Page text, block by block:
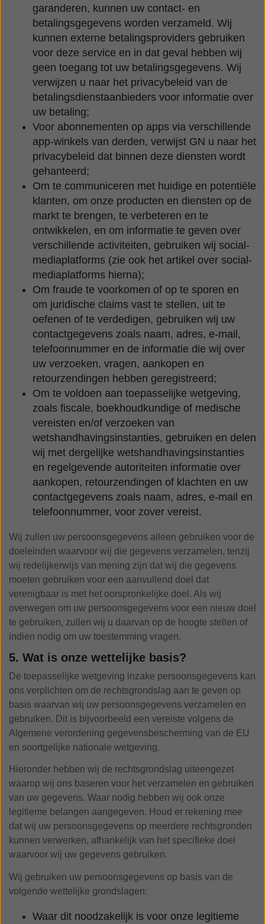
garanderen, kunnen uw contact- en
betalingsgegevens worden verzameld. Wij
kunnen externe betalingsproviders gebruiken
voor deze service en in dat geval hebben wij
geen toegang tot uw betalingsgegevens. Wij
verwijzen u naar het privacybeleid van de
betalingsdienstaanbieders voor informatie over
uw betaling;
Voor abonnementen op apps via verschillende
app-winkels van derden, verwijst GN u naar het
privacybeleid dat binnen deze diensten wordt
gehanteerd;
Om te communiceren met huidige en potentiële
klanten, om onze producten en diensten op de
markt te brengen, te verbeteren en te
ontwikkelen, en om informatie te geven over
verschillende activiteiten, gebruiken wij social-
mediaplatforms (zie ook het artikel over social-
mediaplatforms hierna);
Om fraude te voorkomen of op te sporen en
om juridische claims vast te stellen, uit te
oefenen of te verdedigen, gebruiken wij uw
contactgegevens zoals naam, adres, e-mail,
telefoonnummer en de informatie die wij over
uw verzoeken, vragen, aankopen en
retourzendingen hebben geregistreerd;
Om te voldoen aan toepasselijke wetgeving,
zoals fiscale, boekhoudkundige of medische
vereisten en/of verzoeken van
wetshandhavingsinstanties, gebruiken en delen
wij met dergelijke wetshandhavingsinstanties
en regelgevende autoriteiten informatie over
aankopen, retourzendingen of klachten en uw
contactgegevens zoals naam, adres, e-mail en
telefoonnummer, voor zover vereist.
Wij zullen uw persoonsgegevens alleen gebruiken voor de
doeleinden waarvoor wij die gegevens verzamelen, tenzij
wij redelijkerwijs van mening zijn dat wij die gegevens
moeten gebruiken voor een aanvullend doel dat
verenigbaar is met het oorspronkelijke doel. Als wij
overwegen om uw persoonsgegevens voor een nieuw doel
te gebruiken, zullen wij u daarvan op de hoogte stellen of
indien nodig om uw toestemming vragen.
5. Wat is onze wettelijke basis?
De toepasselijke wetgeving inzake persoonsgegevens kan
ons verplichten om de rechtsgrondslag aan te geven op
basis waarvan wij uw persoonsgegevens verzamelen en
gebruiken. Dit is bijvoorbeeld een vereiste volgens de
Algemene verordening gegevensbescherming van de EU
en soortgelijke nationale wetgeving.
Hieronder hebben wij de rechtsgrondslag uiteengezet
waarop wij ons baseren voor het verzamelen en gebruiken
van uw gegevens. Waar nodig hebben wij ook onze
legitieme belangen aangegeven. Houd er rekening mee
dat wij uw persoonsgegevens op meerdere rechtsgronden
kunnen verwerken, afhankelijk van het specifieke doel
waarvoor wij uw gegevens gebruiken.
Wij gebruiken uw persoonsgegevens op basis van de
volgende wettelijke grondslagen:
Waar dit noodzakelijk is voor onze legitieme